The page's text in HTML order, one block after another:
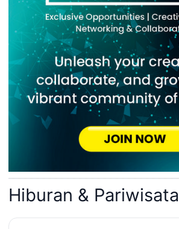
Hiburan & Pariwisata